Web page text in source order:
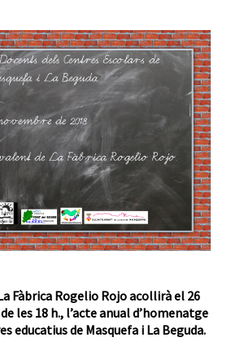
Fàbrica Rogelio Rojo acollirà el 26
les 18 h., l’acte anual d’homenatge
educatius de Masquefa i La Beguda.